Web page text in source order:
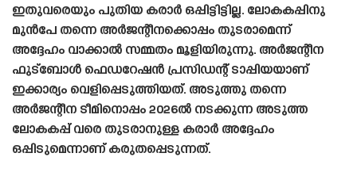
ഇതുവരെയും പുതിയ കരാർ ഒപ്പിട്ടിട്ടില്ല. ലോകകപ്പിനു
മുൻപേ തന്നെ അർജന്റീനക്കൊപ്പം തുടരാമെന്ന്
അദ്ദേഹം വാക്കാൽ സമ്മതം മൂളിയിരുന്നു. അർജന്റീന
ഫുട്ബോൾ ഫെഡറേഷൻ പ്രസിഡന്റ് ടാപ്പിയയാണ്
ഇക്കാര്യം വെളിപ്പെടുത്തിയത്. അടുത്തു തന്നെ
അർജന്റീന ടീമിനൊപ്പം 2026ൽ നടക്കുന്ന അടുത്ത
ലോകകപ്പ് വരെ തുടരാനുള്ള കരാർ അദ്ദേഹം
ഒപ്പിടുമെന്നാണ് കരുതപ്പെടുന്നത്.